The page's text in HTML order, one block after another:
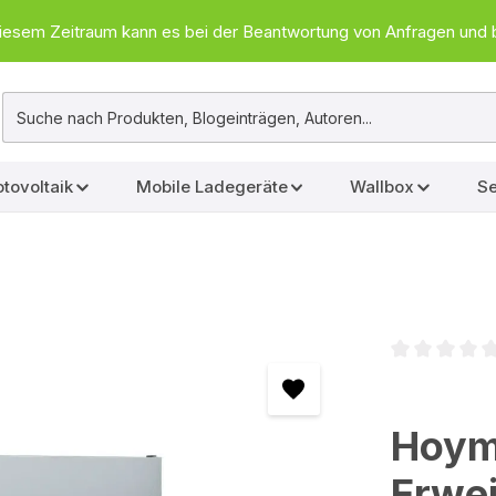
Zeitraum kann es bei der Beantwortung von Anfragen
Mobile Ladegeräte Wallbox